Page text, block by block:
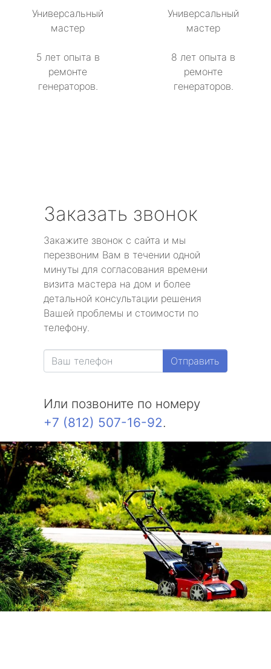
Универсальный
мастер
5 лет опыта в
ремонте
генераторов.
Универсальный
мастер
8 лет опыта в
ремонте
генераторов.
Заказать звонок
Закажите звонок с сайта и мы
перезвоним Вам в течении одной
минуты для согласования времени
визита мастера на дом и более
детальной консультации решения
Вашей проблемы и стоимости по
телефону.
Отправить
Или позвоните по номеру
+7 (812) 507-16-92.